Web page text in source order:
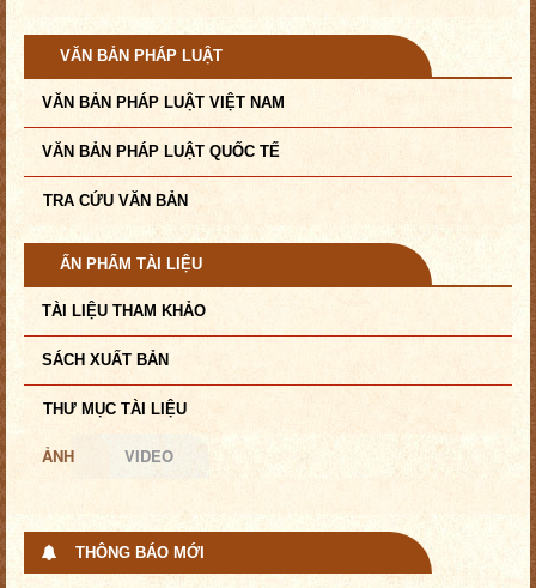
VĂN BẢN PHÁP LUẬT
VĂN BẢN PHÁP LUẬT VIỆT NAM
VĂN BẢN PHÁP LUẬT QUỐC TẾ
TRA CỨU VĂN BẢN
ẤN PHẨM TÀI LIỆU
TÀI LIỆU THAM KHẢO
SÁCH XUẤT BẢN
THƯ MỤC TÀI LIỆU
ẢNH VIDEO
THÔNG BÁO MỚI